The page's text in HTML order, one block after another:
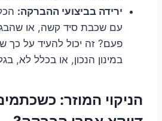
ירידה בביצועי ההברקה:
עם שכבת סיד קשה, או
פעם? זה יכול להעיד על כך
במינון הנכון, או בכלל לא,
הניקוי המוזר: